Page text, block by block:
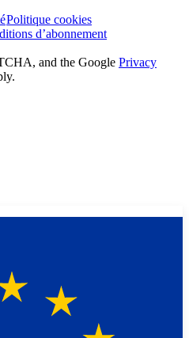
Politique cookies
d’abonnement
and the Google Privacy